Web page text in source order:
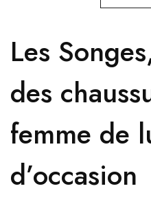
Les
des
femme de
d’occasion